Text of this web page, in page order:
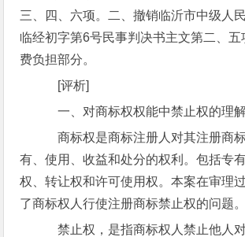
三、四、六项。二、撤销临沂市中级人
临经初字第6号民事判决书主文第二、
费负担部分。
[评析]
一、对商标权权能中禁止权的理
商标权是商标注册人对其注册商
有、使用、收益和处分的权利。包括专
权、转让权和许可使用权。本案在审理
了商标权人行使注册商标禁止权的问题。
禁止权，是指商标权人禁止他人